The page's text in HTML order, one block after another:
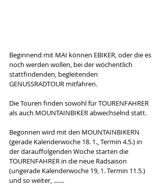
Beginnend mit MAI können EBIKER, oder die es
noch werden wollen, bei der wöchentlich
stattfindenden, begleitenden
GENUSSRADTOUR mitfahren.
Die Touren finden sowohl für TOURENFAHRER
als auch MOUNTAINBIKER abwechselnd statt.
Begonnen wird mit den MOUNTAINBIKERN
(gerade Kalenderwoche 18. 1., Termin 4.5.) in
der darauffolgenden Woche starten die
TOURENFAHRER in die neue Radsaison
(ungerade Kalenderwoche 19, 1. Termin 11.5.)
und so weiter, .......